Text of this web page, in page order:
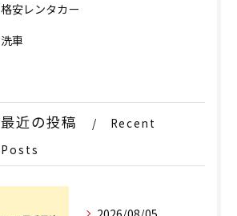
格安レンタカー
洗車
最近の投稿
Recent
Posts